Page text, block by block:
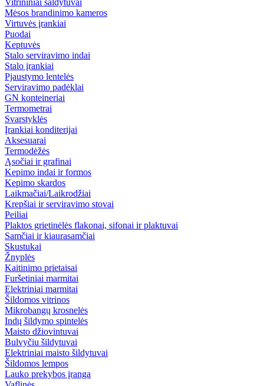
Vitrininiai šaldytuvai
Mėsos brandinimo kameros
Virtuvės įrankiai
Puodai
Keptuvės
Stalo serviravimo indai
Stalo įrankiai
Pjaustymo lentelės
Serviravimo padėklai
GN konteineriai
Termometrai
Svarstyklės
Įrankiai konditerijai
Aksesuarai
Termodėžės
Ąsočiai ir grafinai
Kepimo indai ir formos
Kepimo skardos
Laikmačiai/Laikrodžiai
Krepšiai ir serviravimo stovai
Peiliai
Plaktos grietinėlės flakonai, sifonai ir plaktuvai
Samčiai ir kiaurasamčiai
Skustukai
Žnyplės
Kaitinimo prietaisai
Furšetiniai marmitai
Elektriniai marmitai
Šildomos vitrinos
Mikrobangų krosnelės
Indų šildymo spintelės
Maisto džiovintuvai
Bulvyčiu šildytuvai
Elektriniai maisto šildytuvai
Šildomos lempos
Lauko prekybos įranga